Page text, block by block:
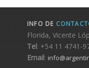
INFO DE
Florida, Vicente
Tel: +54 11 4741-
Email: